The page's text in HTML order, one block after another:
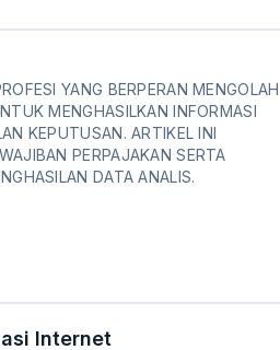
YANG BERPERAN MENGOLAH
MENGHASILKAN INFORMASI
KEPUTUSAN. ARTIKEL INI
PERPAJAKAN SERTA
DATA ANALIS.
Internet